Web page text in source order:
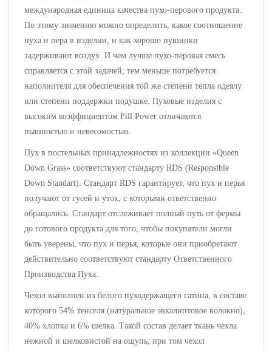
международная единица качества пухо-перового продукта.
По этому значению можно определить, какое соотношение
пуха и пера в изделии, и как хорошо пушинки
задерживают воздух. И чем лучше пухо-перовая смесь
справляется с этой задачей, тем меньше потребуется
наполнителя для обеспечения той же степени тепла одеялу
или степени поддержки подушке. Пуховые изделия с
высоким коэффициентом Fill Power отличаются
пышностью и невесомостью.
Пух в постельных принадлежностях из коллекции «Queen
Down Grass» соответствуют стандарту RDS (Responsible
Down Standart). Стандарт RDS гарантирует, что пух и перья
получают от гусей и уток, с которыми ответственно
обращались. Стандарт отслеживает полный путь от фермы
до готового продукта для того, чтобы покупатели могли
быть уверены, что пух и перья, которые они приобретают
действительно соответствуют стандарту Ответственного
Производства Пуха.
Чехол выполнен из белого пуходержащего сатина, в составе
которого 54% тенселя (натуральное эвкалиптовое волокно),
40% хлопка и 6% шелка. Такой состав делает ткань чехла
нежной и шелковистой на ощупь, при том чехол